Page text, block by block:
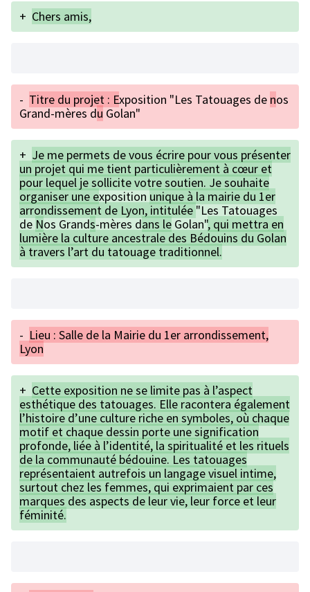
+ Chers amis,
- Titre du projet : Exposition "Les Tatouages de nos
Grand-mères du Golan"
+ Je me permets de vous écrire pour vous présenter
un projet qui me tient particulièrement à cœur et
pour lequel je sollicite votre soutien. Je souhaite
organiser une exposition unique à la mairie du 1er
arrondissement de Lyon, intitulée "Les Tatouages
de Nos Grands-mères dans le Golan", qui mettra en
lumière la culture ancestrale des Bédouins du Golan
à travers l’art du tatouage traditionnel.
- Lieu : Salle de la Mairie du 1er arrondissement,
Lyon
+ Cette exposition ne se limite pas à l’aspect
esthétique des tatouages. Elle racontera également
l’histoire d’une culture riche en symboles, où chaque
motif et chaque dessin porte une signification
profonde, liée à l’identité, la spiritualité et les rituels
de la communauté bédouine. Les tatouages
représentaient autrefois un langage visuel intime,
surtout chez les femmes, qui exprimaient par ces
marques des aspects de leur vie, leur force et leur
féminité.